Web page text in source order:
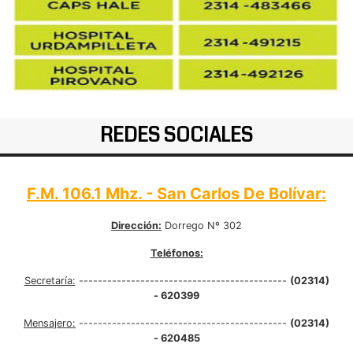
REDES SOCIALES
F.M. 106.1 Mhz. - San Carlos De Bolívar:
Dirección: Dorrego Nº 302
Teléfonos:
Secretaría: -------------------------------------------- (02314)
- 620399
Mensajero: -------------------------------------------- (02314)
- 620485